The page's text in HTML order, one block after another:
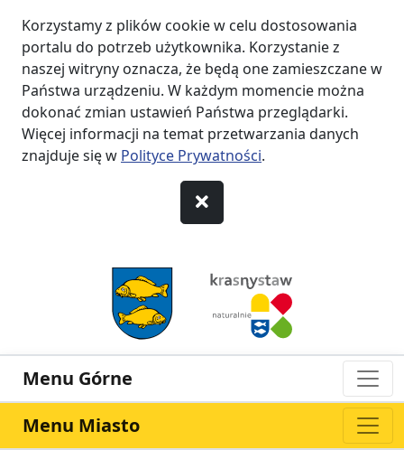
Korzystamy z plików cookie w celu dostosowania
portalu do potrzeb użytkownika. Korzystanie z
naszej witryny oznacza, że będą one zamieszczane w
Państwa urządzeniu. W każdym momencie można
dokonać zmian ustawień Państwa przeglądarki.
Więcej informacji na temat przetwarzania danych
znajduje się w Polityce Prywatności.
Menu Górne
Menu Miasto